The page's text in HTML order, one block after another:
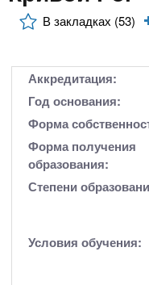
n
t
s
n
В закладках (53)
Аккредитация:
Год основания:
Форма
Форма получения
образования:
Степени
Условия обучения: